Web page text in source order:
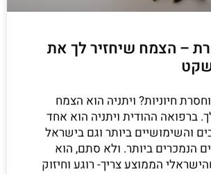
– הצמח שיחזיר לך את
חיוניות? ויתניה הוא הצמח
ברפואה ההודית ויתניה הוא אחד
והשימושיים ביותר וגם בישראל
הנמכרים ביותר. ולא סתם, הוא
הממוצע צריך- רוגע וחיזוק